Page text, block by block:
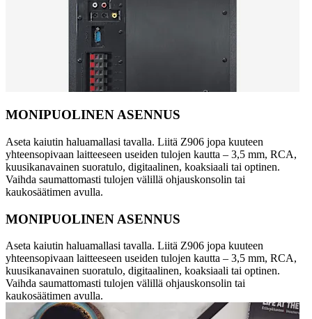
MONIPUOLINEN ASENNUS
Aseta kaiutin haluamallasi tavalla. Liitä Z906 jopa kuuteen
yhteensopivaan laitteeseen useiden tulojen kautta – 3,5 mm, RCA,
kuusikanavainen suoratulo, digitaalinen, koaksiaali tai optinen.
Vaihda saumattomasti tulojen välillä ohjauskonsolin tai
kaukosäätimen avulla.
MONIPUOLINEN ASENNUS
Aseta kaiutin haluamallasi tavalla. Liitä Z906 jopa kuuteen
yhteensopivaan laitteeseen useiden tulojen kautta – 3,5 mm, RCA,
kuusikanavainen suoratulo, digitaalinen, koaksiaali tai optinen.
Vaihda saumattomasti tulojen välillä ohjauskonsolin tai
kaukosäätimen avulla.